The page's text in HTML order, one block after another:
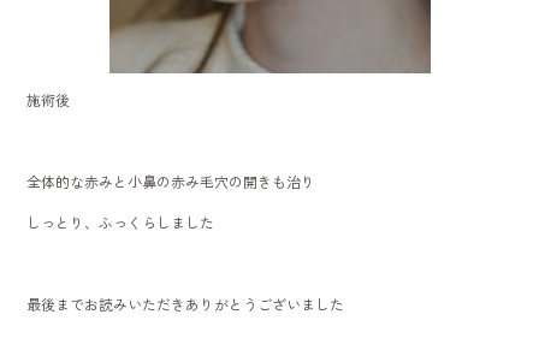
施術後
全体的な赤みと小鼻の赤み毛穴の開きも治り
しっとり、ふっくらしました
最後までお読みいただきありがとうございました